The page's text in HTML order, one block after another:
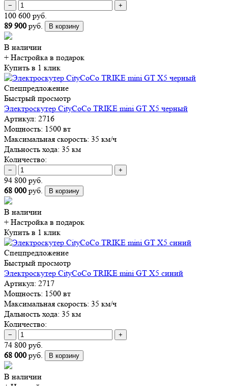
− +
100 600 руб.
89 900 руб. В корзину
В наличии
+ Настройка в подарок
Купить в 1 клик
Спецпредложение
Быстрый просмотр
Электроскутер CityCoCo TRIKE mini GT X5 черный
Артикул: 2716
Мощность: 1500 вт
Максимальная скорость: 35 км/ч
Дальность хода: 35 км
Количество:
− +
94 800 руб.
68 000 руб. В корзину
В наличии
+ Настройка в подарок
Купить в 1 клик
Спецпредложение
Быстрый просмотр
Электроскутер CityCoCo TRIKE mini GT X5 синий
Артикул: 2717
Мощность: 1500 вт
Максимальная скорость: 35 км/ч
Дальность хода: 35 км
Количество:
− +
74 800 руб.
68 000 руб. В корзину
В наличии